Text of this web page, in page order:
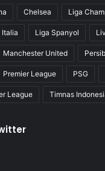
Chelsea Liga
Italia Liga Spanyol
Manchester United
Premier League PSG
League Timnas